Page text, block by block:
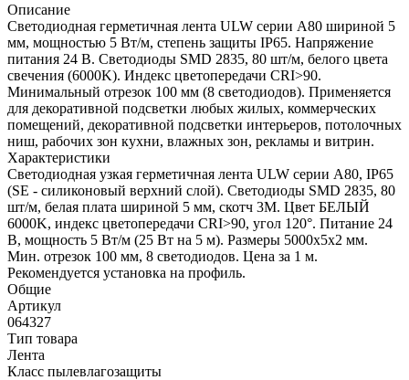
Описание
Светодиодная герметичная лента ULW серии A80 шириной 5
мм, мощностью 5 Вт/м, степень защиты IP65. Напряжение
питания 24 В. Светодиоды SMD 2835, 80 шт/м, белого цвета
свечения (6000K). Индекс цветопередачи CRI>90.
Минимальный отрезок 100 мм (8 светодиодов). Применяется
для декоративной подсветки любых жилых, коммерческих
помещений, декоративной подсветки интерьеров, потолочных
ниш, рабочих зон кухни, влажных зон, рекламы и витрин.
Характеристики
Светодиодная узкая герметичная лента ULW серии A80, IP65
(SE - силиконовый верхний слой). Светодиоды SMD 2835, 80
шт/м, белая плата шириной 5 мм, скотч 3M. Цвет БЕЛЫЙ
6000K, индекс цветопередачи CRI>90, угол 120°. Питание 24
В, мощность 5 Вт/м (25 Вт на 5 м). Размеры 5000х5х2 мм.
Мин. отрезок 100 мм, 8 светодиодов. Цена за 1 м.
Рекомендуется установка на профиль.
Общие
Артикул
064327
Тип товара
Лента
Класс пылевлагозащиты